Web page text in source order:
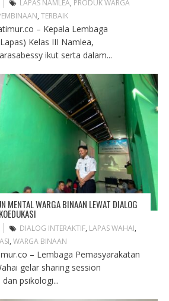
LAPAS NAMLEA, PRODUK WARGA
, TERBAIK
– Kepala Lembaga
Kelas III Namlea,
ikut serta dalam...
MENTAL WARGA BINAAN LEWAT DIALOG
DIALOG INTERAKTIF, LAPAS WAHAI,
, WARGA BINAAN
– Lembaga Pemasyarakatan
gelar sharing session
psikologi...